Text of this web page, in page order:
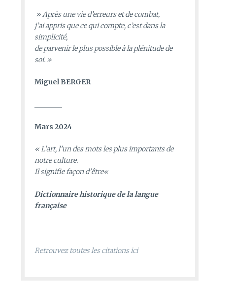
» Après une vie d’erreurs et de combat,
j’ai appris que ce qui compte, c’est dans la
simplicité,
de parvenir le plus possible à la plénitude de
soi. »
Miguel BERGER
Mars 2024
«L’art, l’un des mots les plus importants de
notre culture.
Il signifie façon d’être«
Dictionnaire historique de la langue
française
Retrouvez toutes les citations ici